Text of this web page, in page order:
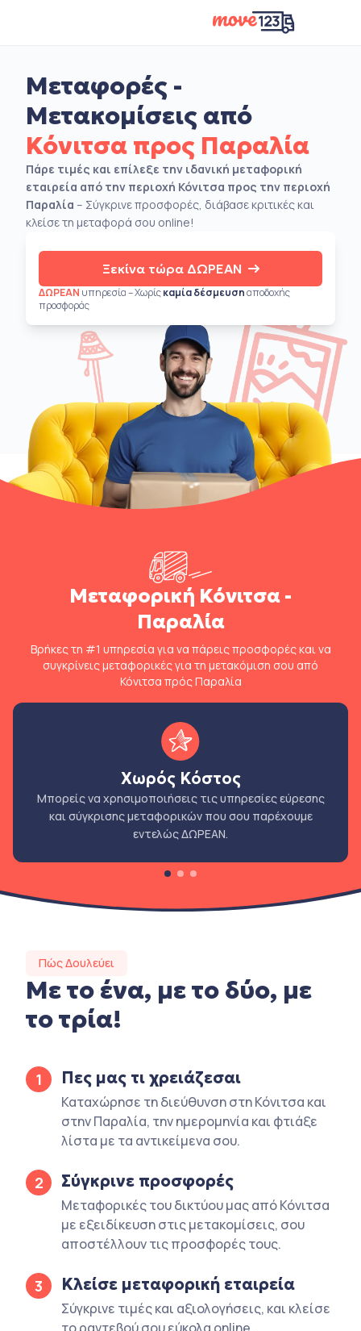
Μεταφορές -
Μετακομίσεις από
Κόνιτσα προς Παραλία
Πάρε τιμές και επίλεξε την ιδανική μεταφορική
εταιρεία από την περιοχή Κόνιτσα προς την περιοχή
Παραλία – Σύγκρινε προσφορές, διάβασε κριτικές και
κλείσε τη μεταφορά σου online!
Ξεκίνα τώρα ΔΩΡΕΑΝ
ΔΩΡΕΑΝ υπηρεσία – Χωρίςκαμία δέσμευσηαποδοχής
προσφοράς
Μεταφορική Κόνιτσα -
Παραλία
Βρήκες τη #1 υπηρεσία για να πάρεις προσφορές και να
συγκρίνεις μεταφορικές για τη μετακόμιση σου από
Κόνιτσα πρός Παραλία
Χωρός Κόστος
Μπορείς να χρησιμοποιήσεις τις υπηρεσίες εύρεσης
και σύγκρισης μεταφορικών που σου παρέχουμε
εντελώς ΔΩΡΕΑΝ.
Πώς Δουλεύει
Με το ένα, με το δύο, με
το τρία!
1 Πες μας τι χρειάζεσαι
Καταχώρησε τη διεύθυνση στη Κόνιτσα και
στην Παραλία, την ημερομηνία και φτιάξε
λίστα με τα αντικείμενα σου.
2 Σύγκρινε προσφορές
Μεταφορικές του δικτύου μας από Κόνιτσα
με εξειδίκευση στις μετακομίσεις, σου
αποστέλλουν τις προσφορές τους.
3 Κλείσε μεταφορική εταιρεία
Σύγκρινε τιμές και αξιολογήσεις, και κλείσε